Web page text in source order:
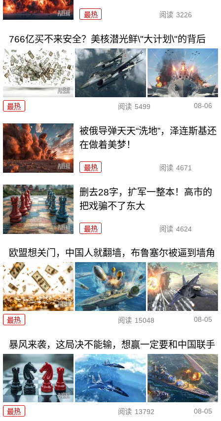
最热 阅读 3226
766亿买不来安全？美核潜光鲜\"大计划\"的背后
最热 阅读 5499 08-06
被俄导弹天天“洗地”，泽连斯基还
在做着美梦！
最热 阅读 4671
删去28字，扩军一整本！高市的
把戏骗不了东大
最热 阅读 4624
欧盟想关门，中国人就翻墙，布鲁塞尔被逼到墙角
最热 阅读 15048 08-05
暴风来袭，这局决不能输，想赢一定要和中国联手
最热 阅读 13792 08-05